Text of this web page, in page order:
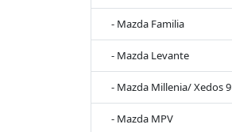
- Mazda Familia
- Mazda Levante
- Mazda Millenia/ Xedos 9
- Mazda MPV